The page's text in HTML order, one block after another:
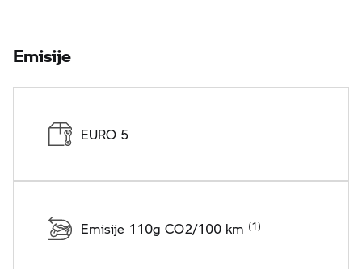
Emisije
EURO 5
Emisije 110g CO2/100 km